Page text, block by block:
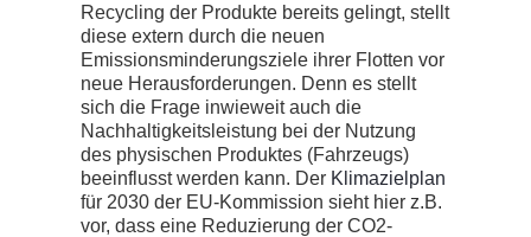
Recycling der Produkte bereits gelingt, stellt
diese extern durch die neuen
Emissionsminderungsziele ihrer Flotten vor
neue Herausforderungen. Denn es stellt
sich die Frage inwieweit auch die
Nachhaltigkeitsleistung bei der Nutzung
des physischen Produktes (Fahrzeugs)
beeinflusst werden kann. Der Klimazielplan
für 2030 der EU-Kommission sieht hier z.B.
vor, dass eine Reduzierung der CO2-